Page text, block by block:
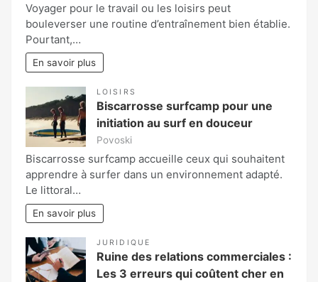
Voyager pour le travail ou les loisirs peut
bouleverser une routine d’entraînement bien établie.
Pourtant,…
En savoir plus
LOISIRS
Biscarrosse surfcamp pour une
initiation au surf en douceur
Povoski
Biscarrosse surfcamp accueille ceux qui souhaitent
apprendre à surfer dans un environnement adapté.
Le littoral…
En savoir plus
JURIDIQUE
Ruine des relations commerciales :
Les 3 erreurs qui coûtent cher en